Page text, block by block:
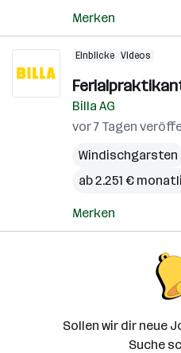
Merken
Einblicke Videos
Billa AG
vor 7 Tagen
Windischgarsten
ab 2.251 €
Merken
Sollen wir dir neue
Suche